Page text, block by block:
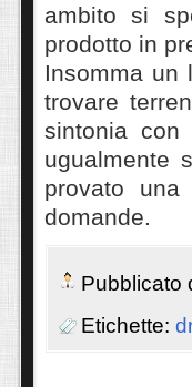
ambito si
prodotto in
Insomma un
trovare
sintonia con
ugualmente
provato
domande.
Pubblicato
Etichette: